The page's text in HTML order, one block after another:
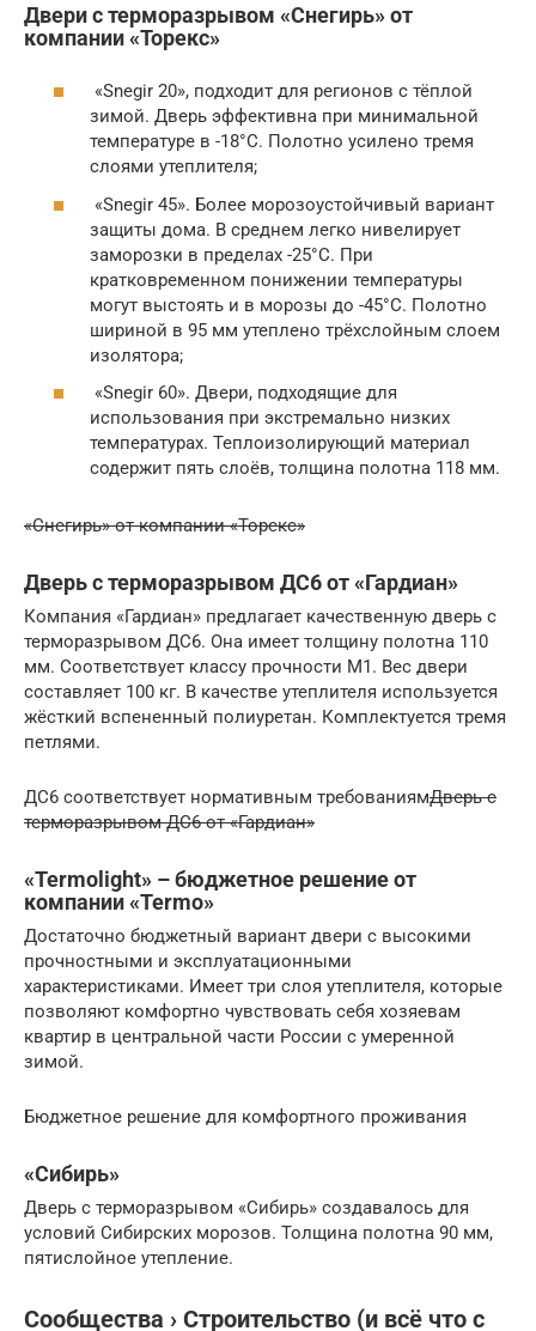
Двери с терморазрывом «Снегирь» от
компании «Торекс»
«Snegir 20», подходит для регионов с тёплой
зимой. Дверь эффективна при минимальной
температуре в -18°С. Полотно усилено тремя
слоями утеплителя;
«Snegir 45». Более морозоустойчивый вариант
защиты дома. В среднем легко нивелирует
заморозки в пределах -25°С. При
кратковременном понижении температуры
могут выстоять и в морозы до -45°С. Полотно
шириной в 95 мм утеплено трёхслойным слоем
изолятора;
«Snegir 60». Двери, подходящие для
использования при экстремально низких
температурах. Теплоизолирующий материал
содержит пять слоёв, толщина полотна 118 мм.
«Снегирь» от компании «Торекс»
Дверь с терморазрывом ДС6 от «Гардиан»
Компания «Гардиан» предлагает качественную дверь с
терморазрывом ДС6. Она имеет толщину полотна 110
мм. Соответствует классу прочности М1. Вес двери
составляет 100 кг. В качестве утеплителя используется
жёсткий вспененный полиуретан. Комплектуется тремя
петлями.
ДС6 соответствует нормативным требованиямДверь с
терморазрывом ДС6 от «Гардиан»
«Termolight» – бюджетное решение от
компании «Termo»
Достаточно бюджетный вариант двери с высокими
прочностными и эксплуатационными
характеристиками. Имеет три слоя утеплителя, которые
позволяют комфортно чувствовать себя хозяевам
квартир в центральной части России с умеренной
зимой.
Бюджетное решение для комфортного проживания
«Сибирь»
Дверь с терморазрывом «Сибирь» создавалось для
условий Сибирских морозов. Толщина полотна 90 мм,
пятислойное утепление.
Сообщества › Строительство (и всё что с